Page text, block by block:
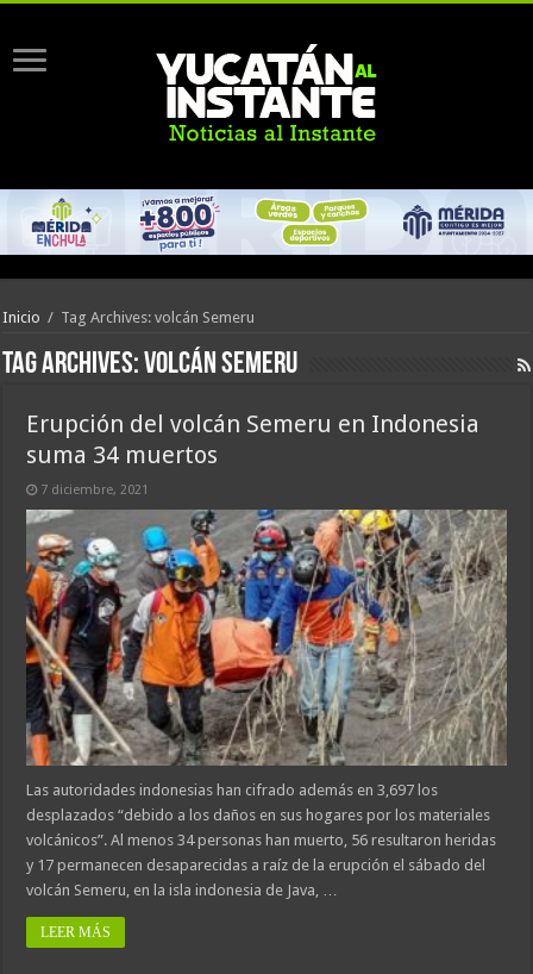
Inicio / Tag Archives: volcán Semeru
Tag Archives:volcán Semeru
Erupción del volcán Semeru en Indonesia
suma 34 muertos
7 diciembre, 2021
Las autoridades indonesias han cifrado además en 3,697 los
desplazados “debido a los daños en sus hogares por los materiales
volcánicos”. Al menos 34 personas han muerto, 56 resultaron heridas
y 17 permanecen desaparecidas a raíz de la erupción el sábado del
volcán Semeru, en la isla indonesia de Java, …
LEER MÁS